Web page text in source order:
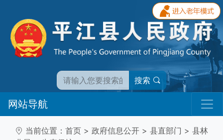
搜索
网站导航
当前位置： 首页 > 政府信息公开 > 县直部门 > 县林